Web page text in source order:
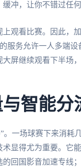
冲，让你不错过任何
观看比赛。因此，
服务允许一人多端
屏继续观看下半场
智能分
一场球赛下来消耗
显得尤为重要。它
回国影音加速专线